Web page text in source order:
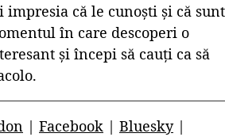
impresia că le cunoști și că sunt
în care descoperi o
și începi să cauți ca să
| Facebook | Bluesky|